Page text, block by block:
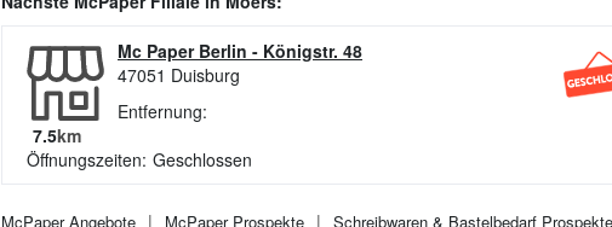
Mc Paper Berlin - Königstr. 48
47051 Duisburg
Entfernung:
7.5km
Öffnungszeiten: Geschlossen
McPaperAngebote McPaperProspekte Schreibwaren & Bastelbedarf Prospekte